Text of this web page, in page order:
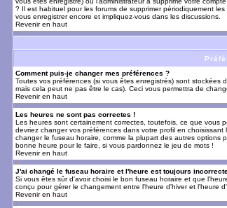
? Il est habituel pour les forums de supprimer périodiquement
vous enregistrer encore et impliquez-vous dans les discussions.
Revenir en haut
Comment puis-je changer mes préférences ?
Toutes vos préférences (si vous êtes enregistrés) sont stockées
mais cela peut ne pas être le cas). Ceci vous permettra de
Revenir en haut
Les heures ne sont pas correctes !
Les heures sont certainement correctes, toutefois, ce que vous
devriez changer vos préférences dans votre profil en
changer le fuseau horaire, comme la plupart des autres options
bonne heure pour le faire, si vous pardonnez le jeu de mots !
Revenir en haut
J'ai changé le fuseau horaire et l'heure est toujours
Si vous êtes sûr d'avoir choisi le bon fuseau horaire et que
conçu pour gérer le changement entre l'heure d'hiver et l'heure
Revenir en haut